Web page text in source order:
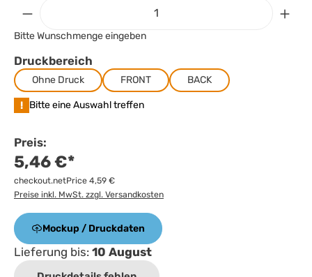
Bitte Wunschmenge eingeben
Druckbereich
Ohne Druck FRONT BACK
! Bitte eine Auswahl treffen
Preis:
5,46 €*
checkout.netPrice 4,59 €
Preise inkl. MwSt. zzgl. Versandkosten
Mockup / Druckdaten
Lieferung bis: 10 August